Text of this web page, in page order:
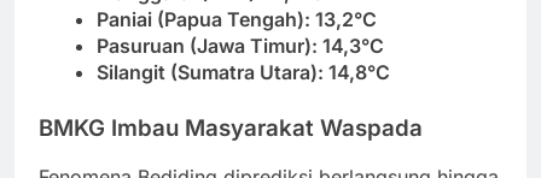
Paniai (Papua Tengah): 13,2°C
Pasuruan (Jawa Timur): 14,3°C
Silangit (Sumatra Utara): 14,8°C
BMKG Imbau Masyarakat Waspada